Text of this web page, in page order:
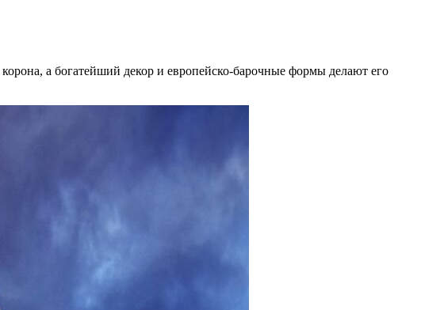
а богатейший декор и европейско-барочные формы делают его